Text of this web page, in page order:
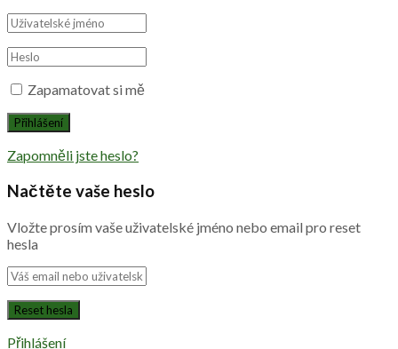
Zapamatovat si mě
Zapomněli jste heslo?
Načtěte vaše heslo
Vložte prosím vaše uživatelské jméno nebo email pro reset
hesla
Přihlášení